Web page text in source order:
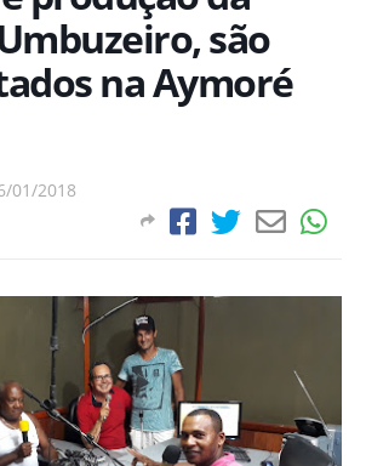
são
na Aymoré
01/2018